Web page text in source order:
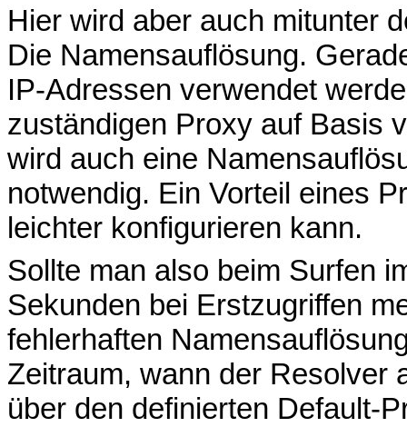
Hier wird aber auch mitunter
Die Namensauflösung.
IP-Adressen verwendet
zuständigen Proxy auf Basis
wird auch eine
notwendig. Ein Vorteil eines
leichter konfigurieren kann.
Sollte man also beim Surfen
Sekunden bei Erstzugriffen
fehlerhaften
Zeitraum, wann der Resolver
über den definierten Default-